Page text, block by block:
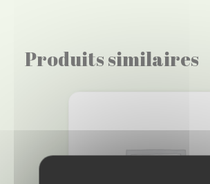
Produits similaires